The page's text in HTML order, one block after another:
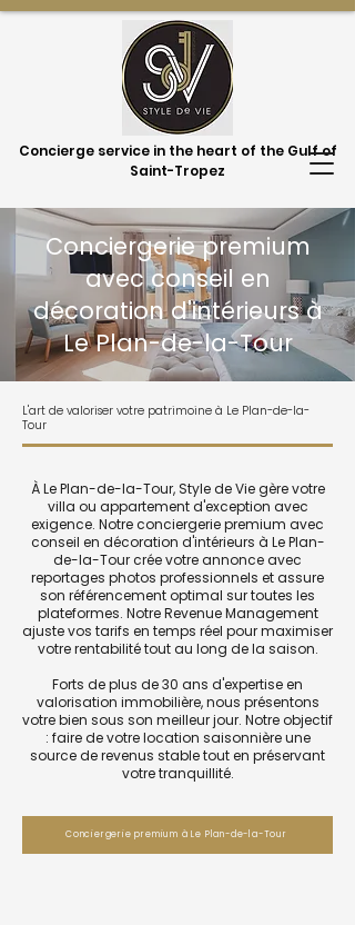
Concierge service in the heart of the Gulf of
Saint-Tropez
Conciergerie premium
avec conseil en
décoration d'intérieurs à
Le Plan-de-la-Tour
L'art de valoriser votre patrimoine à Le Plan-de-la-
Tour
À Le Plan-de-la-Tour, Style de Vie gère votre
villa ou appartement d'exception avec
exigence. Notre conciergerie premium avec
conseil en décoration d'intérieurs à Le Plan-
de-la-Tour crée votre annonce avec
reportages photos professionnels et assure
son référencement optimal sur toutes les
plateformes. Notre Revenue Management
ajuste vos tarifs en temps réel pour maximiser
votre rentabilité tout au long de la saison.
Forts de plus de 30 ans d'expertise en
valorisation immobilière, nous présentons
votre bien sous son meilleur jour. Notre objectif
: faire de votre location saisonnière une
source de revenus stable tout en préservant
votre tranquillité.
Conciergerie premium à Le Plan-de-la-Tour